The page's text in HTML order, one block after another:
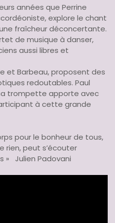
années que Perrine
explore le chant
fraîcheur déconcertante.
de musique à danser,
aussi libres et
et Barbeau, proposent des
redoutables. Paul
trompette apporte avec
à cette grande
pour le bonheur de tous,
rien, peut s’écouter
» Julien Padovani